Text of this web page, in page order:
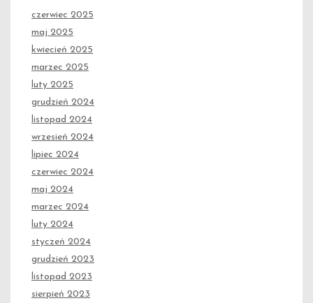
czerwiec 2025
maj 2025
kwiecień 2025
marzec 2025
luty 2025
grudzień 2024
listopad 2024
wrzesień 2024
lipiec 2024
czerwiec 2024
maj 2024
marzec 2024
luty 2024
styczeń 2024
grudzień 2023
listopad 2023
sierpień 2023